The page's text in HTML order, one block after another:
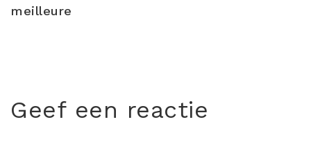
meilleure
Geef een reactie